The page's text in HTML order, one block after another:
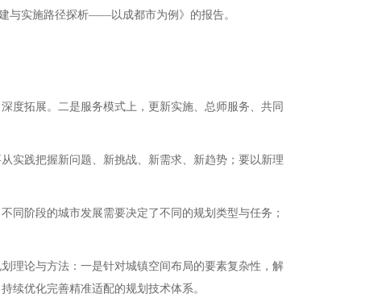
与实施路径探析——以成都市为例》的报告。
拓展。二是服务模式上，更新实施、总师服务、共同
践把握新问题、新挑战、新需求、新趋势；要以新理
阶段的城市发展需要决定了不同的规划类型与任务；
论与方法：一是针对城镇空间布局的要素复杂性，解
续优化完善精准适配的规划技术体系。